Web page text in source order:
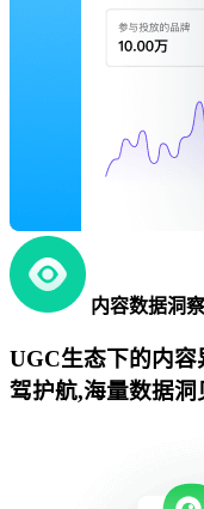
内容数据洞察
UGC生态下的内
驾护航,海量数据洞